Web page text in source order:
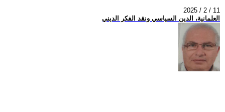
2025 / 2 / 11
العلمانية، الدين السياسي ونقد الفكر الديني